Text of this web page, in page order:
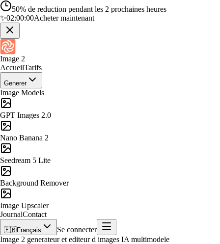
50% de reduction pendant les 2 prochaines heures
✨02:00:00Acheter maintenant
Image 2
AccueilTarifs
Generer
Image Models
GPT Images 2.0
Nano Banana 2
Seedream 5 Lite
Background Remover
Image Upscaler
JournalContact
🇫🇷Français
Se connecter
Image 2 generateur et editeur d images IA multimodele